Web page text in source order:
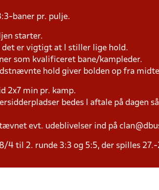
baner pr. pulje.
starter.
det er vigtigt at I stiller lige hold.
som kvalificeret bane/kampleder.
hold giver bolden op fra
2x7 min pr. kamp.
bedes I aftale på dagen
evt. udeblivelser ind på
4 til 2. runde 3:3 og 5:5, der spilles